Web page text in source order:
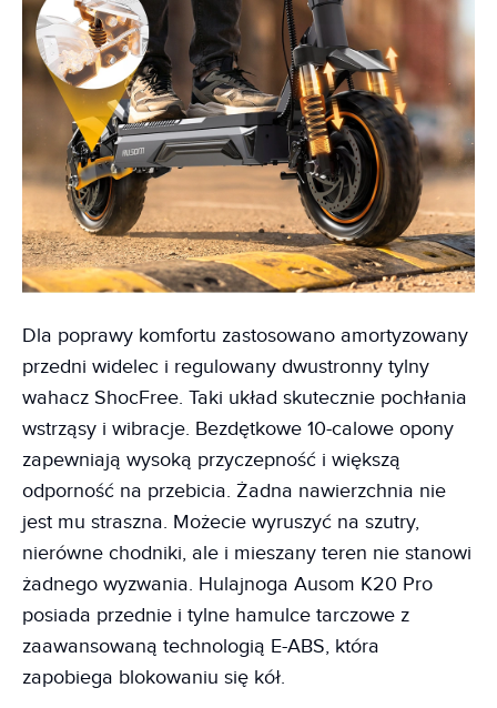
Dla poprawy komfortu zastosowano amortyzowany
przedni widelec i regulowany dwustronny tylny
wahacz ShocFree. Taki układ skutecznie pochłania
wstrząsy i wibracje. Bezdętkowe 10-calowe opony
zapewniają wysoką przyczepność i większą
odporność na przebicia. Żadna nawierzchnia nie
jest mu straszna. Możecie wyruszyć na szutry,
nierówne chodniki, ale i mieszany teren nie stanowi
żadnego wyzwania. Hulajnoga Ausom K20 Pro
posiada przednie i tylne hamulce tarczowe z
zaawansowaną technologią E-ABS, która
zapobiega blokowaniu się kół.